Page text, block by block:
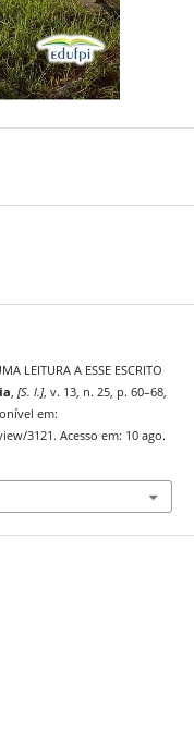
LEITURA A ESSE ESCRITO
, [S. l.], v. 13, n. 25, p. 60–68,
em:
3121. Acesso em: 10 ago.